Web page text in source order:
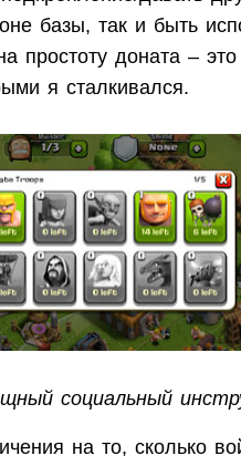
базы, так и быть
простоту доната –
я сталкивался.
социальный
на то, сколько